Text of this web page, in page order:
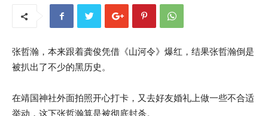
张哲瀚，本来跟着龚俊凭借《山河令》爆红，结果张哲瀚倒是
被扒出了不少的黑历史。
在靖国神社外面拍照开心打卡，又去好友婚礼上做一些不合适
举动，这下张哲瀚算是被彻底封杀。